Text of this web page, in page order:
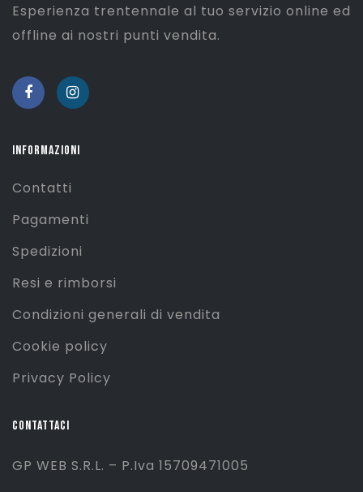
Esperienza trentennale al tuo servizio online ed
offline ai nostri punti vendita.
INFORMAZIONI
Contatti
Pagamenti
Spedizioni
Resi e rimborsi
Condizioni generali di vendita
Cookie policy
Privacy Policy
CONTATTACI
GP WEB S.R.L. – P.Iva 15709471005